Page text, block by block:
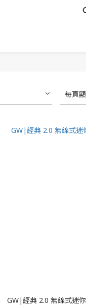
每頁
GW|經典 2.0 無線式迷